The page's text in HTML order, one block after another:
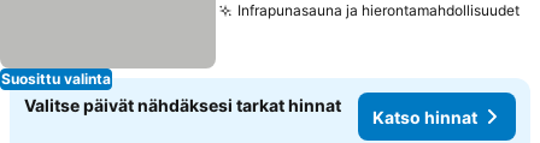
Suosittu valinta
Infrapunasauna ja hierontamahdollisuudet
Valitse päivät nähdäksesi tarkat hinnat
Katso hinnat